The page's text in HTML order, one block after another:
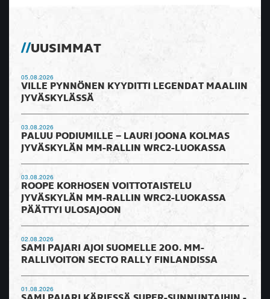
UUSIMMAT
05.08.2026
VILLE PYNNÖNEN KYYDITTI LEGENDAT MAALIIN
JYVÄSKYLÄSSÄ
03.08.2026
PALUU PODIUMILLE – LAURI JOONA KOLMAS
JYVÄSKYLÄN MM-RALLIN WRC2-LUOKASSA
03.08.2026
ROOPE KORHOSEN VOITTOTAISTELU
JYVÄSKYLÄN MM-RALLIN WRC2-LUOKASSA
PÄÄTTYI ULOSAJOON
02.08.2026
SAMI PAJARI AJOI SUOMELLE 200. MM-
RALLIVOITON SECTO RALLY FINLANDISSA
01.08.2026